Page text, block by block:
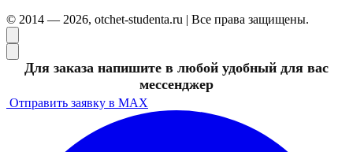
© 2014 — 2026, otchet-studenta.ru | Все права защищены.
Для заказа напишите в любой удобный для вас
мессенджер
Отправить заявку в MAX